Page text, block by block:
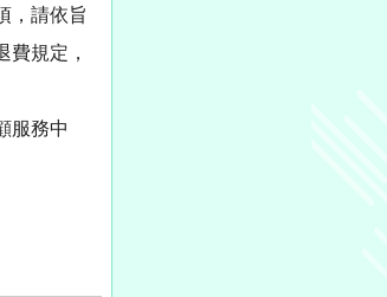
，請依旨
規定，
服務中